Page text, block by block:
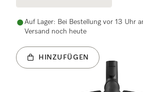
Auf Lager: Bei Bestellung vor 13 Uhr
Versand noch heute
HINZUFÜGEN